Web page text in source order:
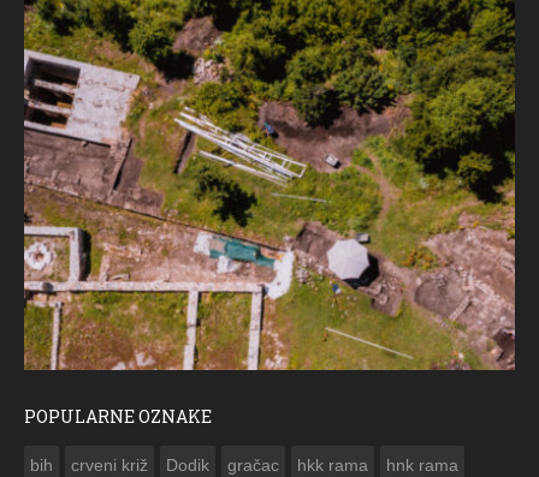
POPULARNE OZNAKE
bih crveni križ Dodik gračac hkk rama hnk rama